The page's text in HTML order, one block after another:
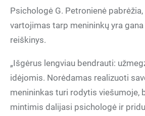
Psichologė G. Petronienė
vartojimas tarp menininkų yra
reiškinys.
„Išgėrus lengviau bendrauti:
idėjomis. Norėdamas realizuoti
menininkas turi rodytis viešumoje,
mintimis dalijasi psichologė ir